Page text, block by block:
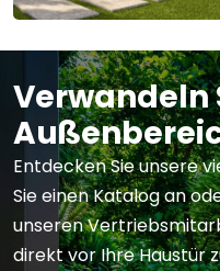
Verwandeln
Entdecken Sie unsere
Sie einen Katalog an
unseren
direkt vor Ihre Haustür